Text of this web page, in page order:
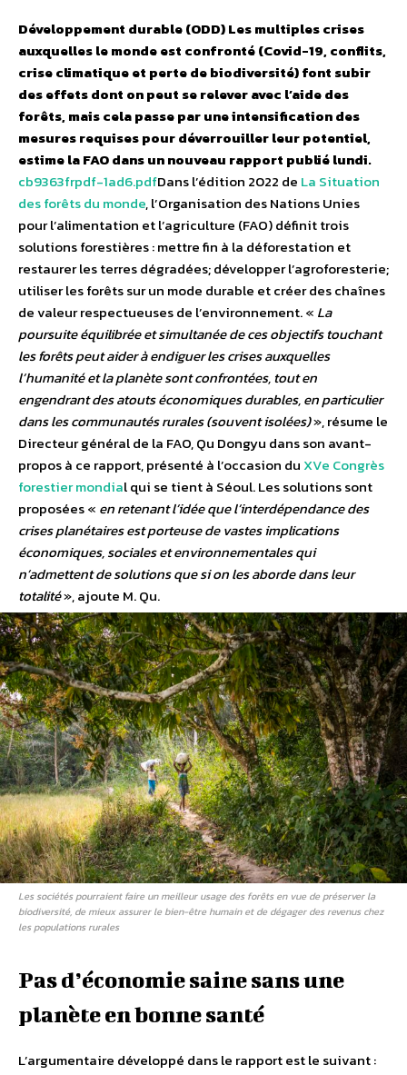
Développement durable (ODD)Les multiples crises
auxquelles le monde est confronté (Covid-19, conflits,
crise climatique et perte de biodiversité) font subir
des effets dont on peut se relever avec l’aide des
forêts, mais cela passe par une intensification des
mesures requises pour déverrouiller leur potentiel,
estime la FAO dans un nouveau rapport publié lundi.
cb9363frpdf-1ad6.pdfDans l’édition 2022 de La Situation
des forêts du monde, l’Organisation des Nations Unies
pour l’alimentation et l’agriculture (FAO) définit trois
solutions forestières : mettre fin à la déforestation et
restaurer les terres dégradées; développer l’agroforesterie;
utiliser les forêts sur un mode durable et créer des chaînes
de valeur respectueuses de l’environnement. « La
poursuite équilibrée et simultanée de ces objectifs touchant
les forêts peut aider à endiguer les crises auxquelles
l’humanité et la planète sont confrontées, tout en
engendrant des atouts économiques durables, en particulier
dans les communautés rurales (souvent isolées)», résume le
Directeur général de la FAO, Qu Dongyu dans son avant-
propos à ce rapport, présenté à l’occasion du XVe Congrès
forestier mondial qui se tient à Séoul. Les solutions sont
proposées « en retenant l’idée que l’interdépendance des
crises planétaires est porteuse de vastes implications
économiques, sociales et environnementales qui
n’admettent de solutions que si on les aborde dans leur
totalité», ajoute M. Qu.
Les sociétés pourraient faire un meilleur usage des forêts en vue de préserver la
biodiversité, de mieux assurer le bien-être humain et de dégager des revenus chez
les populations rurales
Pas d’économie saine sans une
planète en bonne santé
L’argumentaire développé dans le rapport est le suivant :